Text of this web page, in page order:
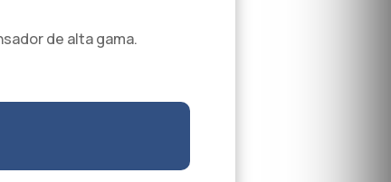
de alta gama.